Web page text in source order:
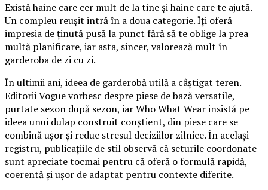
Există haine care cer mult de la tine și haine care te ajută.
Un compleu reușit intră în a doua categorie. Îți oferă
impresia de ținută pusă la punct fără să te oblige la prea
multă planificare, iar asta, sincer, valorează mult în
garderoba de zi cu zi.
În ultimii ani, ideea de garderobă utilă a câștigat teren.
Editorii Vogue vorbesc despre piese de bază versatile,
purtate sezon după sezon, iar Who What Wear insistă pe
ideea unui dulap construit conștient, din piese care se
combină ușor și reduc stresul deciziilor zilnice. În același
registru, publicațiile de stil observă că seturile coordonate
sunt apreciate tocmai pentru că oferă o formulă rapidă,
coerentă și ușor de adaptat pentru contexte diferite.